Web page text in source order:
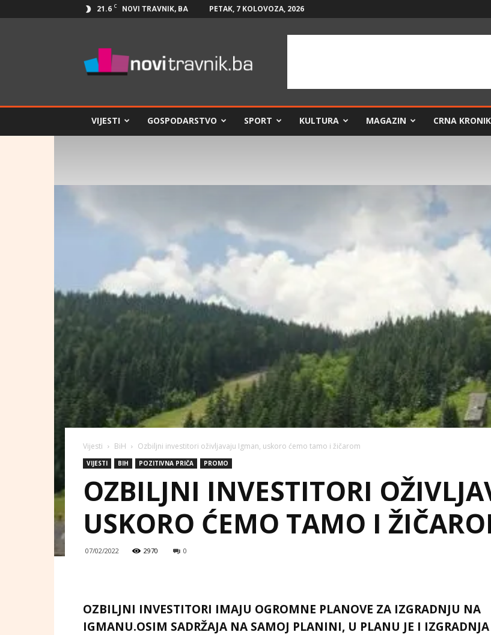
21.6 C NOVI TRAVNIK, BA PETAK, 7 KOLOVOZA, 2026
Travnik.ba
VIJESTI GOSPODARSTVO SPORT KULTURA MAGAZIN CRNA
Vijesti BiH Ozbiljni investitori oživljavaju Igman, uskoro ćemo tamo i žičarom
VIJESTI BIH POZITIVNA PRIČA PROMO
OZBILJNI INVESTITORI
USKORO ĆEMO TAMO I
07/02/2022 2970 0
OZBILJNI INVESTITORI IMAJU OGROMNE PLANOVE ZA IZGRADNJU NA
IGMANU.OSIM SADRŽAJA NA SAMOJ PLANINI, U PLANU JE I IZGRADNJA